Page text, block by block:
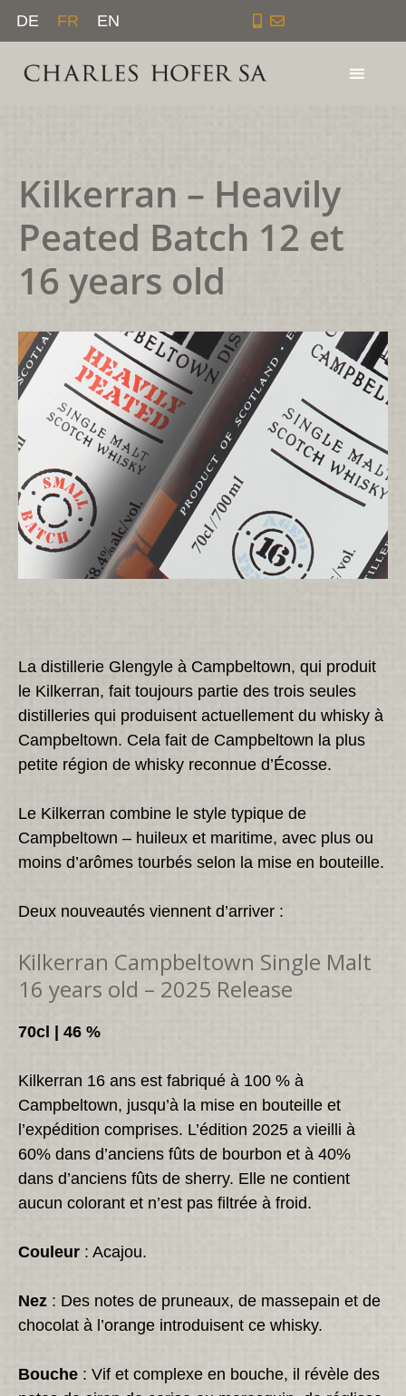
Aller
contenu
DE FR EN
Kilkerran – Heavily
Peated Batch 12 et
16 years old
La distillerie Glengyle à Campbeltown, qui produit
le Kilkerran, fait toujours partie des trois seules
distilleries qui produisent actuellement du whisky à
Campbeltown. Cela fait de Campbeltown la plus
petite région de whisky reconnue d’Écosse.
Le Kilkerran combine le style typique de
Campbeltown – huileux et maritime, avec plus ou
moins d’arômes tourbés selon la mise en bouteille.
Deux nouveautés viennent d’arriver :
Kilkerran Campbeltown Single Malt
16 years old – 2025 Release
70cl | 46 %
Kilkerran 16 ans est fabriqué à 100 % à
Campbeltown, jusqu’à la mise en bouteille et
l’expédition comprises. L’édition 2025 a vieilli à
60% dans d’anciens fûts de bourbon et à 40%
dans d’anciens fûts de sherry. Elle ne contient
aucun colorant et n’est pas filtrée à froid.
Couleur: Acajou.
Nez: Des notes de pruneaux, de massepain et de
chocolat à l’orange introduisent ce whisky.
Bouche: Vif et complexe en bouche, il révèle des